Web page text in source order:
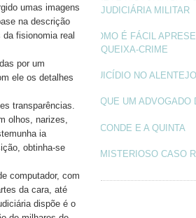
umas imagens
na descrição
fisionomia real
por um
ele os detalhes
transparências.
olhos, narizes,
ia
obtinha-se
computador, com
da cara, até
dispõe é o
JUDICIÁRIA MILITAR
COMO É FÁCIL
QUEIXA-CRIME
SUICÍDIO NO ALENTEJO
O QUE UM
O CONDE E A QUINTA
O MISTERIOSO CASO